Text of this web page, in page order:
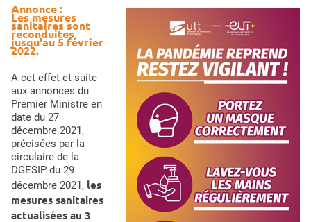
Annonce :
Les mesures
sanitaires sont
reconduites
jusqu'au 5 février
2022.
A cet effet et suite
aux annonces du
Premier Ministre en
date du 27
décembre 2021,
précisées par la
circulaire de la
DGESIP du 29
décembre 2021, les
mesures sanitaires
actualisées au 3